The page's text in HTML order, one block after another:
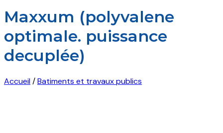
Maxxum (polyvalene
optimale. puissance
decuplée)
Accueil/Batiments et travaux publics